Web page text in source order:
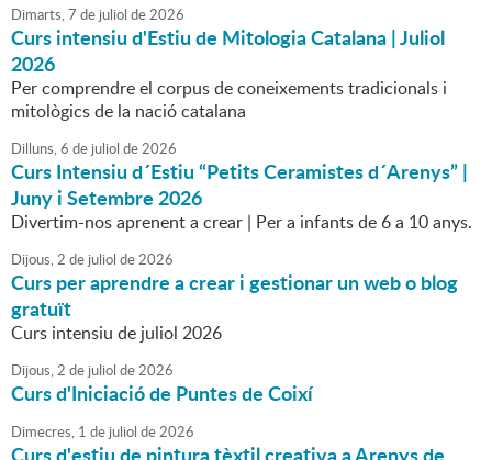
Dimarts,7 de juliol de2026
Curs intensiu d'Estiu de Mitologia Catalana | Juliol
2026
Per comprendre el corpus de coneixements tradicionals i
mitològics de la nació catalana
Dilluns,6 de juliol de2026
Curs Intensiu d´Estiu “Petits Ceramistes d´Arenys” |
Juny i Setembre 2026
Divertim-nos aprenent a crear | Per a infants de 6 a 10 anys.
Dijous,2 de juliol de2026
Curs per aprendre a crear i gestionar un web o blog
gratuït
Curs intensiu de juliol 2026
Dijous,2 de juliol de2026
Curs d'Iniciació de Puntes de Coixí
Dimecres, 1 de juliol de2026